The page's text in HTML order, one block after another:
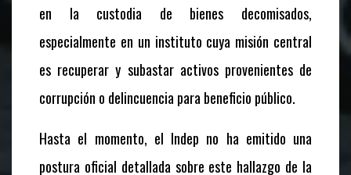
en la custodia de bienes decomisados,
especialmente en un instituto cuya misión central
es recuperar y subastar activos provenientes de
corrupción o delincuencia para beneficio público.
Hasta el momento, el Indep no ha emitido una
postura oficial detallada sobre este hallazgo de la